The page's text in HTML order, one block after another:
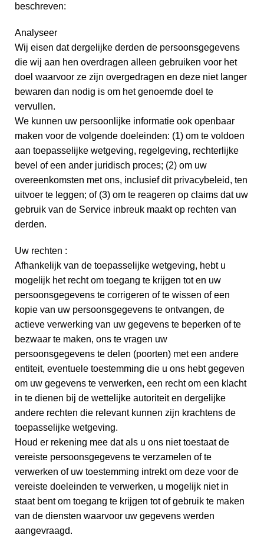
beschreven:
Analyseer
Wij eisen dat dergelijke derden de persoonsgegevens
die wij aan hen overdragen alleen gebruiken voor het
doel waarvoor ze zijn overgedragen en deze niet langer
bewaren dan nodig is om het genoemde doel te
vervullen.
We kunnen uw persoonlijke informatie ook openbaar
maken voor de volgende doeleinden: (1) om te voldoen
aan toepasselijke wetgeving, regelgeving, rechterlijke
bevel of een ander juridisch proces; (2) om uw
overeenkomsten met ons, inclusief dit privacybeleid, ten
uitvoer te leggen; of (3) om te reageren op claims dat uw
gebruik van de Service inbreuk maakt op rechten van
derden.
Uw rechten :
Afhankelijk van de toepasselijke wetgeving, hebt u
mogelijk het recht om toegang te krijgen tot en uw
persoonsgegevens te corrigeren of te wissen of een
kopie van uw persoonsgegevens te ontvangen, de
actieve verwerking van uw gegevens te beperken of te
bezwaar te maken, ons te vragen uw
persoonsgegevens te delen (poorten) met een andere
entiteit, eventuele toestemming die u ons hebt gegeven
om uw gegevens te verwerken, een recht om een klacht
in te dienen bij de wettelijke autoriteit en dergelijke
andere rechten die relevant kunnen zijn krachtens de
toepasselijke wetgeving.
Houd er rekening mee dat als u ons niet toestaat de
vereiste persoonsgegevens te verzamelen of te
verwerken of uw toestemming intrekt om deze voor de
vereiste doeleinden te verwerken, u mogelijk niet in
staat bent om toegang te krijgen tot of gebruik te maken
van de diensten waarvoor uw gegevens werden
aangevraagd.